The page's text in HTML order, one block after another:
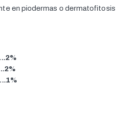
en piodermas o dermatofitosis